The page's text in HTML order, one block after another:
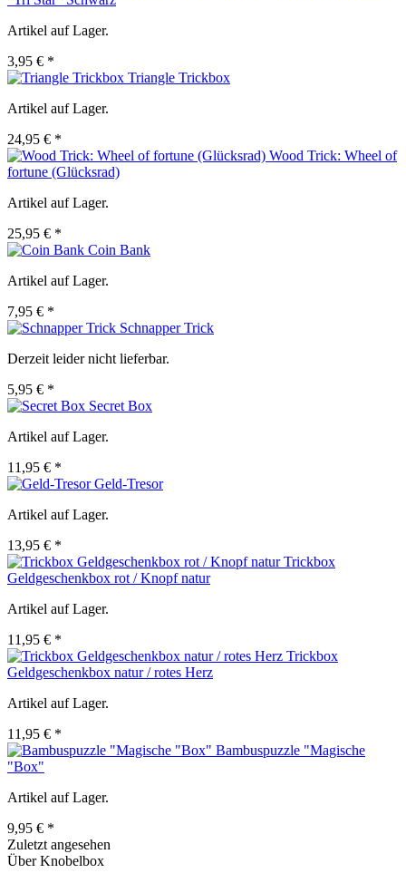
Artikel auf Lager.
3,95 € *
Triangle Trickbox
Artikel auf Lager.
24,95 € *
Wood Trick: Wheel of
fortune (Glücksrad)
Artikel auf Lager.
25,95 € *
Coin Bank
Artikel auf Lager.
7,95 € *
Schnapper Trick
Derzeit leider nicht lieferbar.
5,95 € *
Secret Box
Artikel auf Lager.
11,95 € *
Geld-Tresor
Artikel auf Lager.
13,95 € *
Trickbox
Geldgeschenkbox rot / Knopf natur
Artikel auf Lager.
11,95 € *
Trickbox
Geldgeschenkbox natur / rotes Herz
Artikel auf Lager.
11,95 € *
Bambuspuzzle "Magische
"Box"
Artikel auf Lager.
9,95 € *
Zuletzt angesehen
Über Knobelbox